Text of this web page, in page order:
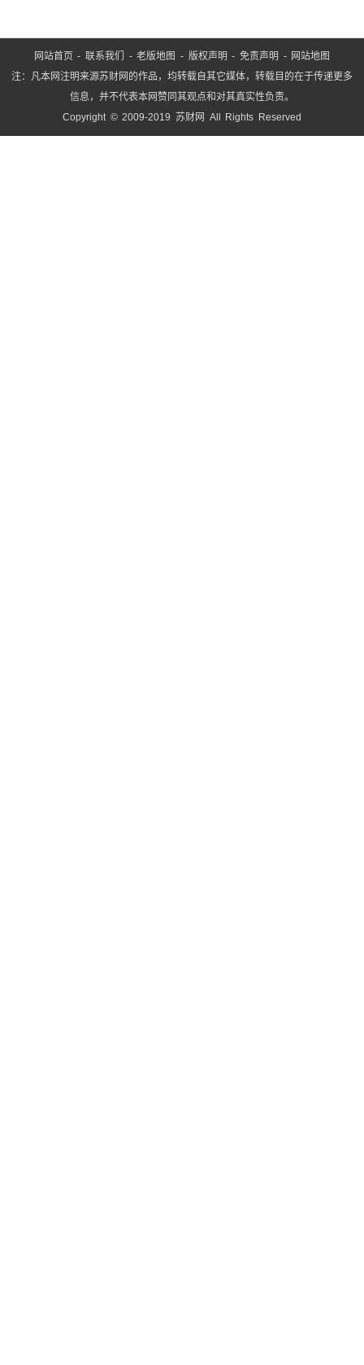
网站首页 - 联系我们 -老版地图 - 版权声明 -免责声明 - 网站地图
注：凡本网注明来源苏财网的作品，均转载自其它媒体，转载目的在于传递更多
信息，并不代表本网赞同其观点和对其真实性负责。
Copyright © 2009-2019 苏财网 All Rights Reserved